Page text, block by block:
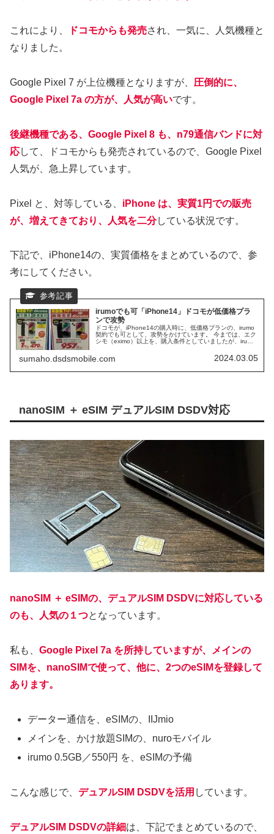
これにより、 ドコモからも発売され、一気に、人気機種と
なりました。
Google Pixel 7 が上位機種となりますが、 圧倒的に、
Google Pixel 7a の方が、人気が高いです。
後継機種である、Google Pixel 8 も、n79通信バンドに対
応して、ドコモからも発売されているので、Google Pixel
人気が、急上昇しています。
Pixel と、対等している、 iPhone は、実質1円での販売
が、増えてきており、人気を二分している状況です。
下記で、iPhone14の、実質価格をまとめているので、参
考にしてください。
irumoでも可「iPhone14」ドコモが低価格プラ
ンで攻勢
ドコモが、iPhone14の購入時に、低価格プランの、irumo
契約でも可として、攻勢をかけています。 今までは、エク
シモ（eximo）以上を、購入条件としていましたが、irumo
550円の激安プランがあるので、月々のプラン料金の支払
いが安く済むメリットがあります。
sumaho.dsdsmobile.com 2024.03.05
nanoSIM ＋ eSIM デュアルSIM DSDV対応
nanoSIM ＋ eSIMの、デュアルSIM DSDVに対応している
のも、人気の１つとなっています。
私も、 Google Pixel 7a を所持していますが、メインの
SIMを、nanoSIMで使って、他に、2つのeSIMを登録して
あります。
データー通信を、eSIMの、IIJmio
メインを、かけ放題SIMの、nuroモバイル
irumo 0.5GB／550円 を、eSIMの予備
こんな感じで、 デュアルSIM DSDVを活用 しています。
デュアルSIM DSDVの詳細は、下記でまとめているので、